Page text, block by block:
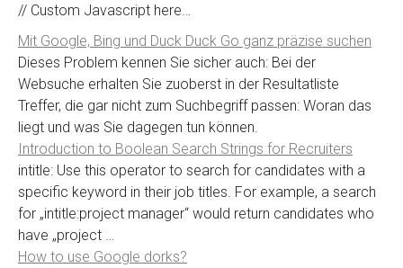
// Custom Javascript here…
Mit Google, Bing und Duck Duck Go ganz präzise suchen
Dieses Problem kennen Sie sicher auch: Bei der
Websuche erhalten Sie zuoberst in der Resultatliste
Treffer, die gar nicht zum Suchbegriff passen: Woran das
liegt und was Sie dagegen tun können.
Introduction to Boolean Search Strings for Recruiters
intitle: Use this operator to search for candidates with a
specific keyword in their job titles. For example, a search
for „intitle:project manager“ would return candidates who
have „project …
How to use Google dorks?